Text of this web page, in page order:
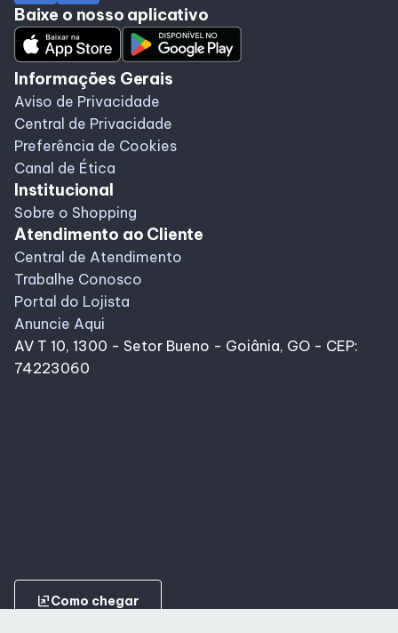
Baixe o nosso aplicativo
Informações Gerais
Aviso de Privacidade
Central de Privacidade
Preferência de Cookies
Canal de Ética
Institucional
Sobre o Shopping
Atendimento ao Cliente
Central de Atendimento
Trabalhe Conosco
Portal do Lojista
Anuncie Aqui
AV T 10, 1300 - Setor Bueno - Goiânia, GO - CEP:
74223060
ungroupComo chegar